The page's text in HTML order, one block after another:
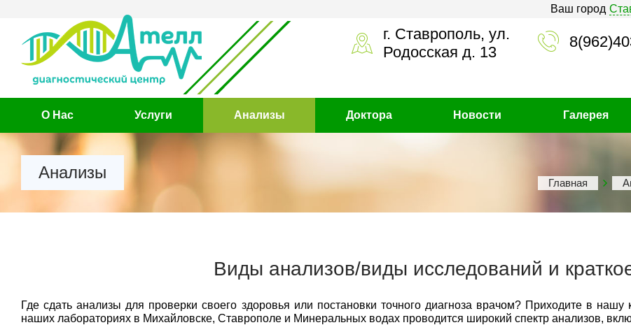
Ваш город
г. Ставрополь, ул.
Родосская д. 13
О Нас Услуги Анализы Доктора Новости Галерея
Анализы
Главная
Виды анализов/виды исследований и
Где сдать анализы для проверки своего здоровья или постановки точного диагноза врачом? Приходите в
наших лабораториях в Михайловске, Ставрополе и Минеральных водах проводится широкий спектр анализов,